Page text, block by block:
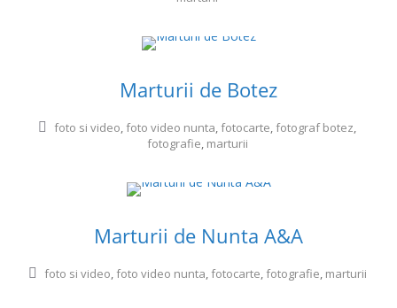
Marturii de Botez
foto si video,foto video nunta,fotocarte,fotograf botez,
fotografie, marturii
Marturii de Nunta A&A
foto si video,foto video nunta,fotocarte,fotografie, marturii